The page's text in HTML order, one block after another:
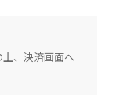
、決済画面へ